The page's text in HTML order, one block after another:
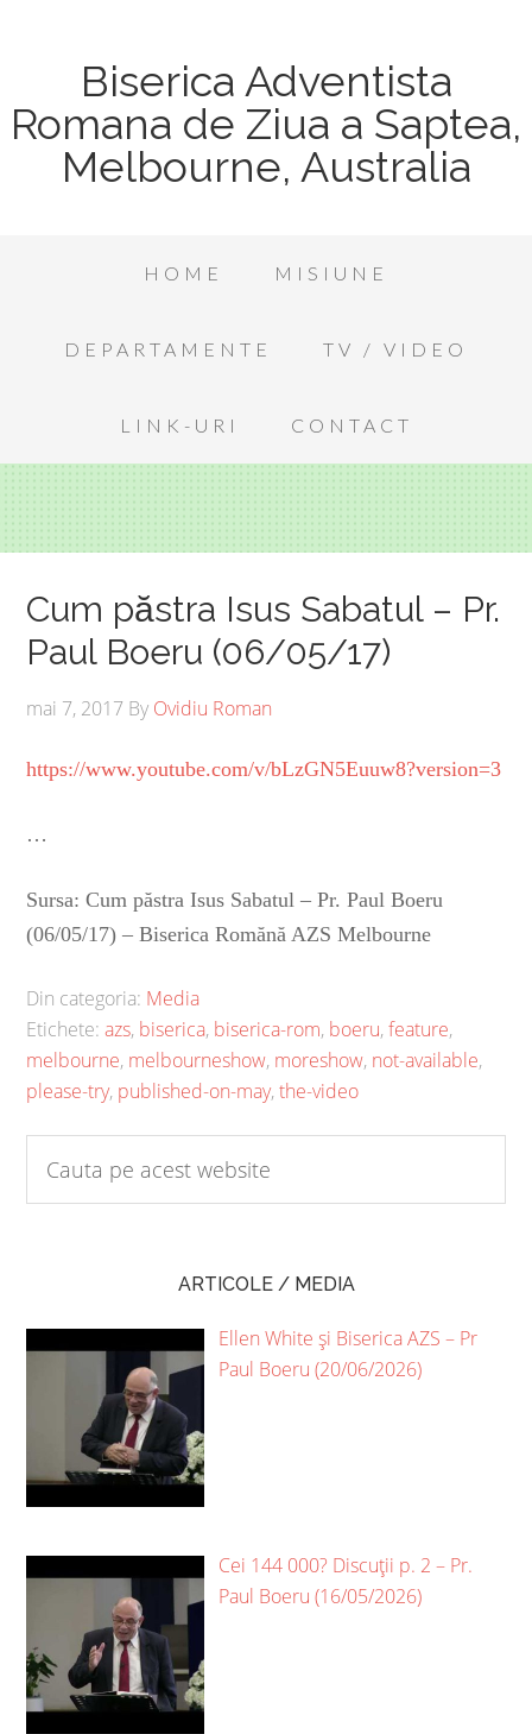
Biserica Adventista
Romana de Ziua a Saptea,
Melbourne, Australia
HOME MISIUNE
DEPARTAMENTE TV / VIDEO
LINK-URI CONTACT
Cum păstra Isus Sabatul – Pr.
Paul Boeru (06/05/17)
mai 7, 2017 By Ovidiu Roman
https://www.youtube.com/v/bLzGN5Euuw8?version=3
…
Sursa: Cum păstra Isus Sabatul – Pr. Paul Boeru
(06/05/17) – Biserica Romănă AZS Melbourne
Din categoria: Media
Etichete:azs, biserica, biserica-rom, boeru,feature,
melbourne, melbourneshow, moreshow, not-available,
please-try, published-on-may,the-video
ARTICOLE / MEDIA
Ellen White și Biserica AZS – Pr
Paul Boeru (20/06/2026)
Cei 144 000? Discuții p. 2 – Pr.
Paul Boeru (16/05/2026)